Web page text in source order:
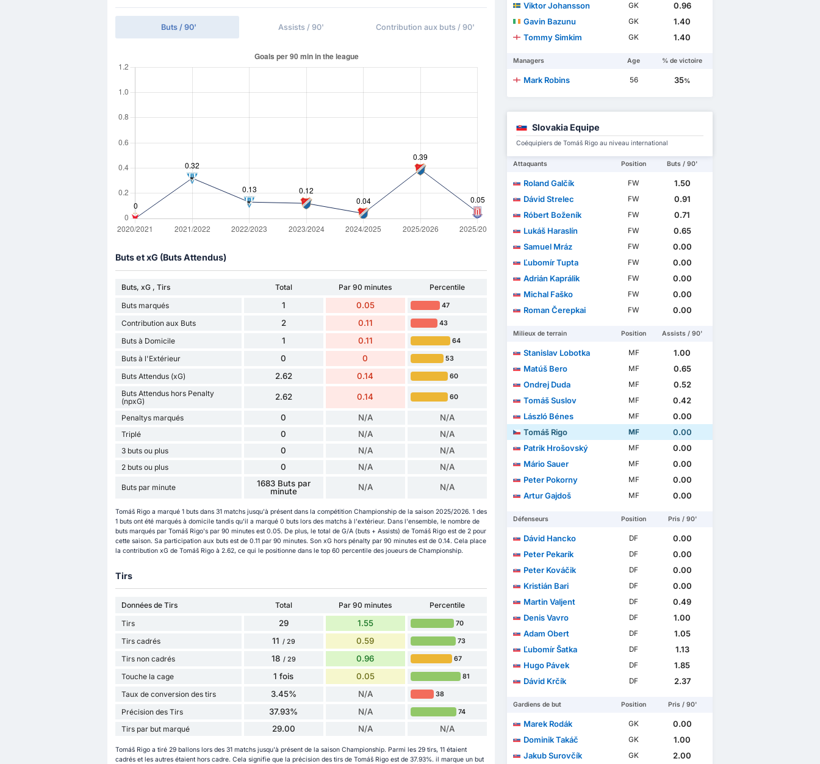
Buts / 90' Assists / 90' Contribution aux buts / 90'
Buts et xG (Buts Attendus)
Buts, xG , Tirs Total Par 90 minutes
Percentile
Buts marqués
1 0.05 47
Contribution aux Buts 2 0.11 43
Buts à Domicile 1 0.11 64
Buts à l'Extérieur 0 0 53
Buts Attendus (xG) 2.62 0.14 60
Buts Attendus hors Penalty
(npxG)
2.62 0.14 60
Penaltys marqués 0 N/A N/A
Triplé 0 N/A N/A
3 buts ou plus 0 N/A N/A
2 buts ou plus 0 N/A N/A
Buts par minute
1683 Buts par
minute
N/A N/A
Tomáš Rigo a marqué 1 buts dans 31 matchs jusqu'à présent dans la compétition Championship de la saison 2025/2026. 1 des
1 buts ont été marqués à domicile tandis qu'il a marqué 0 buts lors des matchs à l'extérieur. Dans l'ensemble, le nombre de
buts marqués par Tomáš Rigo's par 90 minutes est 0.05. De plus, le total de G/A (buts + Assists) de Tomáš Rigo est de 2 pour
cette saison. Sa participation aux buts est de 0.11 par 90 minutes. Son xG hors pénalty par 90 minutes est de 0.14. Cela place
la contribution xG de Tomáš Rigo à 2.62, ce qui le positionne dans le top 60 percentile des joueurs de Championship.
Tirs
Données de Tirs Total Par 90 minutes
Percentile
Tirs
29 1.55 70
Tirs cadrés 11 / 29 0.59 73
Tirs non cadrés 18 / 29 0.96 67
Touche la cage 1 fois 0.05 81
Taux de conversion des tirs 3.45% N/A 38
Précision des Tirs 37.93% N/A 74
Tirs par but marqué 29.00 N/A N/A
Tomáš Rigo a tiré 29 ballons lors des 31 matchs jusqu'à présent de la saison Championship. Parmi les 29 tirs, 11 étaient
cadrés et les autres étaient hors cadre. Cela signifie que la précision des tirs de Tomáš Rigo est de 37.93%. il marque un but
Viktor Johansson GK
0.96
Gavin Bazunu
GK
1.40
Tommy Simkim
GK 1.40
Managers Age % de victoire
Mark Robins 56 35%
Slovakia Equipe
Coéquipiers de Tomáš Rigo au niveau international
Attaquants Position Buts / 90'
Roland Galčík FW
1.50
Dávid Strelec
FW
0.91
Róbert Boženík
FW
0.71
Lukáš Haraslín
FW
0.65
Samuel Mráz
FW
0.00
Ľubomír Tupta
FW
0.00
Adrián Kaprálik
FW
0.00
Michal Faško
FW
0.00
Roman Čerepkai
FW 0.00
Milieux de terrain Position Assists / 90'
Stanislav Lobotka MF
1.00
Matúš Bero
MF
0.65
Ondrej Duda
MF
0.52
Tomáš Suslov
MF
0.42
László Bénes
MF
0.00
Tomáš Rigo
MF
0.00
Patrik Hrošovský
MF
0.00
Mário Sauer
MF
0.00
Peter Pokorny
MF
0.00
Artur Gajdoš
MF 0.00
Défenseurs Position Pris / 90'
Dávid Hancko DF
0.00
Peter Pekarík
DF
0.00
Peter Kováčik
DF
0.00
Kristián Bari
DF
0.00
Martin Valjent
DF
0.49
Denis Vavro
DF
1.00
Adam Obert
DF
1.05
Ľubomír Šatka
DF
1.13
Hugo Pávek
DF
1.85
Dávid Krčík
DF 2.37
Gardiens de but Position Pris / 90'
Marek Rodák GK
0.00
Dominik Takáč
GK
1.00
Jakub Surovčík
GK 2.00